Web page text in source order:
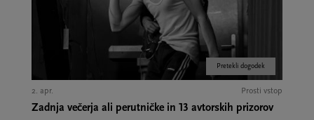
Pretekli dogodek
2. apr. Prosti vstop
Zadnja večerja ali perutničke in 13 avtorskih prizorov